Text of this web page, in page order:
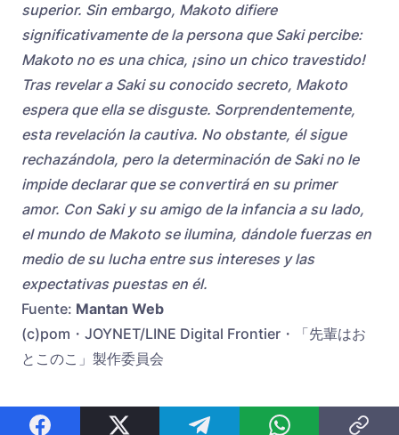
superior. Sin embargo, Makoto difiere
significativamente de la persona que Saki percibe:
Makoto no es una chica, ¡sino un chico travestido!
Tras revelar a Saki su conocido secreto, Makoto
espera que ella se disguste. Sorprendentemente,
esta revelación la cautiva. No obstante, él sigue
rechazándola, pero la determinación de Saki no le
impide declarar que se convertirá en su primer
amor. Con Saki y su amigo de la infancia a su lado,
el mundo de Makoto se ilumina, dándole fuerzas en
medio de su lucha entre sus intereses y las
expectativas puestas en él.
Fuente: Mantan Web
(c)pom・JOYNET/LINE Digital Frontier・「先輩はお
とこのこ」製作委員会